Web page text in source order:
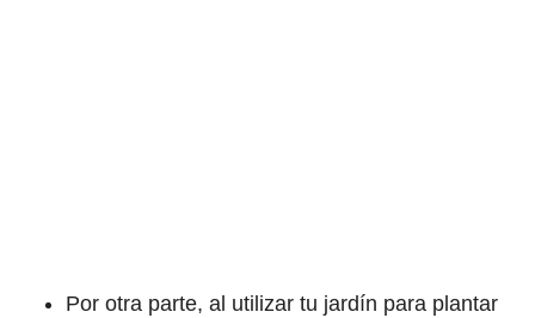
Por otra parte, al utilizar tu jardín para plantar